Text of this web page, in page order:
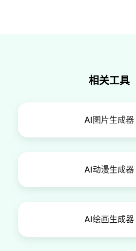
相关工具
AI图片生成器
AI动漫生成器
AI绘画生成器